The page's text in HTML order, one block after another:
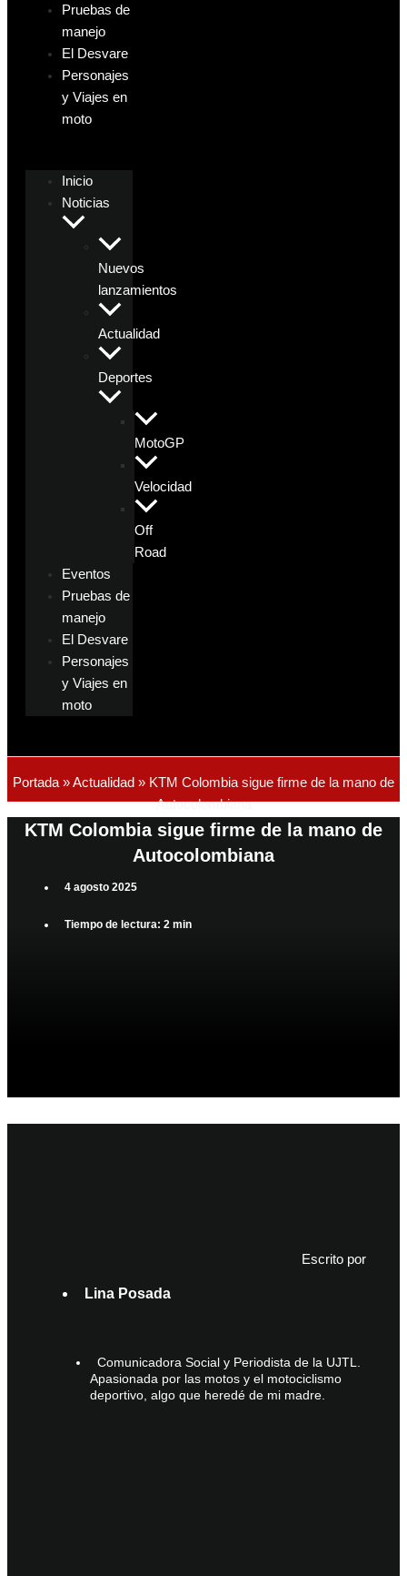
Pruebas de
manejo
El Desvare
Personajes
y Viajes en
moto
Inicio
Noticias
Nuevos
lanzamientos
Actualidad
Deportes
MotoGP
Velocidad
Off
Road
Eventos
Pruebas de
manejo
El Desvare
Personajes
y Viajes en
moto
Portada »Actualidad » KTM Colombia sigue firme de la mano de
Autocolombiana
KTM Colombia sigue firme de la mano de
Autocolombiana
4 agosto 2025
Tiempo de lectura: 2 min
Escrito por
Lina Posada
Comunicadora Social y Periodista de la UJTL.
Apasionada por las motos y el motociclismo
deportivo, algo que heredé de mi madre.